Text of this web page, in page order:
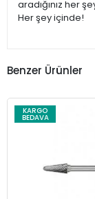
aradığınız her
Her şey içinde!
Benzer Ürünler
KARGO
BEDAVA